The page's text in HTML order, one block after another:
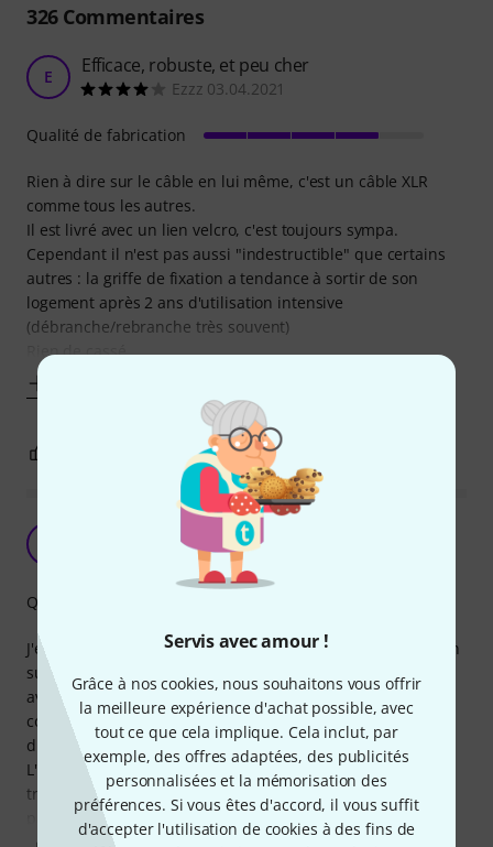
Servis avec amour !
Grâce à nos cookies, nous souhaitons vous offrir
la meilleure expérience d'achat possible, avec
tout ce que cela implique. Cela inclut, par
exemple, des offres adaptées, des publicités
personnalisées et la mémorisation des
préférences. Si vous êtes d'accord, il vous suffit
d'accepter l'utilisation de cookies à des fins de
326Commentaires
E Efficace, robuste, et peu cher
Ezzz 03.04.2021
Rien à dire sur le câble en lui même, c'est un câble XLR
comme tous les autres.
Il est livré avec un lien velcro, c'est toujours sympa.
Cependant il n'est pas aussi "indestructible" que certains
autres : la griffe de fixation a tendance à sortir de son
logement après 2 ans d'utilisation intensive
(débranche/rebranche très souvent)
Rien de cassé,
Qualité de fabrication
SIGNALER L'ÉVALUATION
Oncle Sim 17.04.2020
J'en ai commandé 10 d'un coup pour pouvoir faire du patch
sur scène avec un encombrement visuel limité. Je dois
avouer que je suis assez impressionné par la propreté des
connectiques et du câble. Maintenant, on verra sur la
durée.
L'attache livrée avec le câble est bien pratique, mais je l'ai
trouvée un peu surdimensionnée. J'ai donc commandé en
parallèle des
Qualité de fabrication